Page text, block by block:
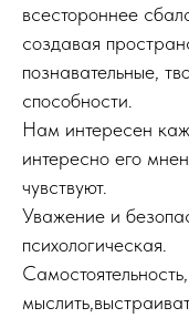
всестороннее
создавая
познавательные,
способности.
Нам интересен
интересно его
чувствуют.
Уважение и
психологическая.